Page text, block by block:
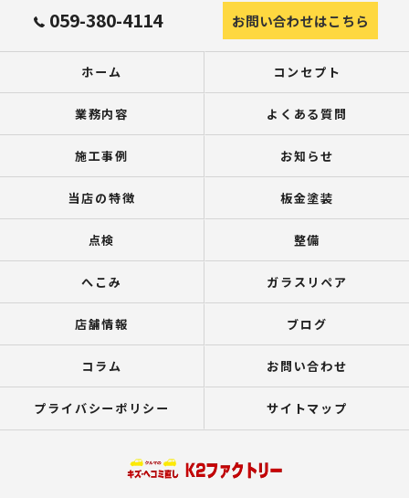
059-380-4114 お問い合わせはこちら
ホーム コンセプト
業務内容 よくある質問
施工事例 お知らせ
当店の特徴 板金塗装
点検 整備
へこみ ガラスリペア
店舗情報 ブログ
コラム お問い合わせ
プライバシーポリシー サイトマップ